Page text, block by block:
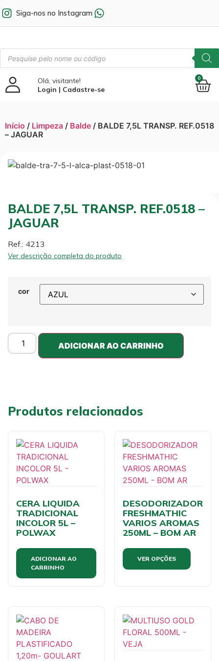
Siga-nos no Instagram
Olá, visitante!
Login | Cadastre-se
0
Início / Limpeza / Balde / BALDE 7,5L TRANSP. REF.0518
– JAGUAR
BALDE 7,5L TRANSP. REF.0518 –
JAGUAR
Ref.: 4213
Ver descrição completa do produto
cor
ADICIONAR AO CARRINHO
Produtos relacionados
CERA LIQUIDA
TRADICIONAL
INCOLOR 5L –
POLWAX
ADICIONAR AO
CARRINHO
DESODORIZADOR
FRESHMATHIC
VARIOS AROMAS
250ML – BOM AR
VER OPÇÕES